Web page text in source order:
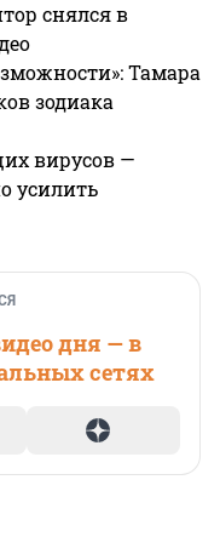
снялся в
Тамара
зодиака
вирусов —
усилить
дня — в
сетях